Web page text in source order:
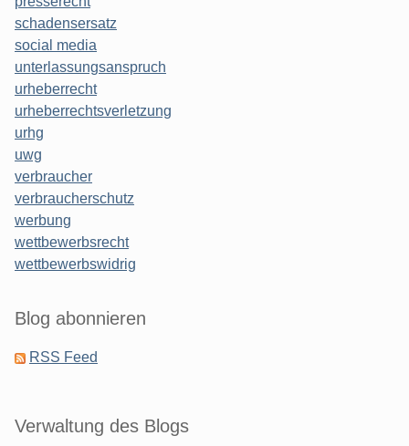
schadensersatz
social media
unterlassungsanspruch
urheberrecht
urheberrechtsverletzung
urhg
uwg
verbraucher
verbraucherschutz
werbung
wettbewerbsrecht
wettbewerbswidrig
Blog abonnieren
RSS Feed
Verwaltung des Blogs